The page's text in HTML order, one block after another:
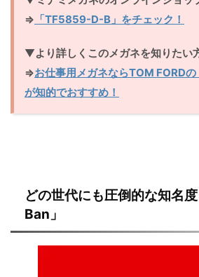
⇒ 「TF5859-D-B」をチェック！
▼より詳しくこのメガネを知りたい
⇒お仕事用メガネならTOM FORD
が知的でおすすめ！
どの世代にも圧倒的な知名
Ban」